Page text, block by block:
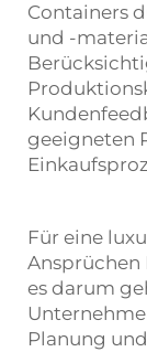
Containers
und -
geeigneten
Für eine
Ansprüchen
es darum
Planung